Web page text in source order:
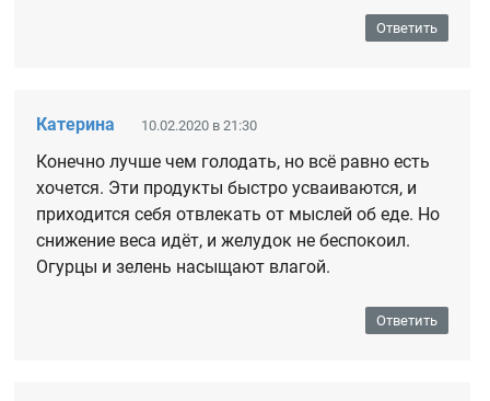
Ответить
Катерина 10.02.2020 в 21:30
Конечно лучше чем голодать, но всё равно есть
хочется. Эти продукты быстро усваиваются, и
приходится себя отвлекать от мыслей об еде. Но
снижение веса идёт, и желудок не беспокоил.
Огурцы и зелень насыщают влагой.
Ответить